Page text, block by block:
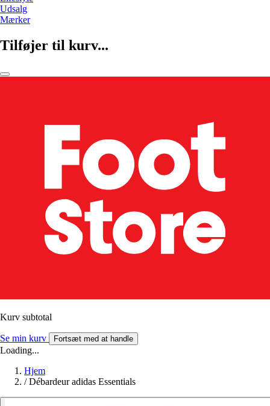
Udsalg
Mærker
Tilføjer til kurv...
Kurv subtotal
Se min kurv Fortsæt med at handle
Loading...
Hjem
/ Débardeur adidas Essentials